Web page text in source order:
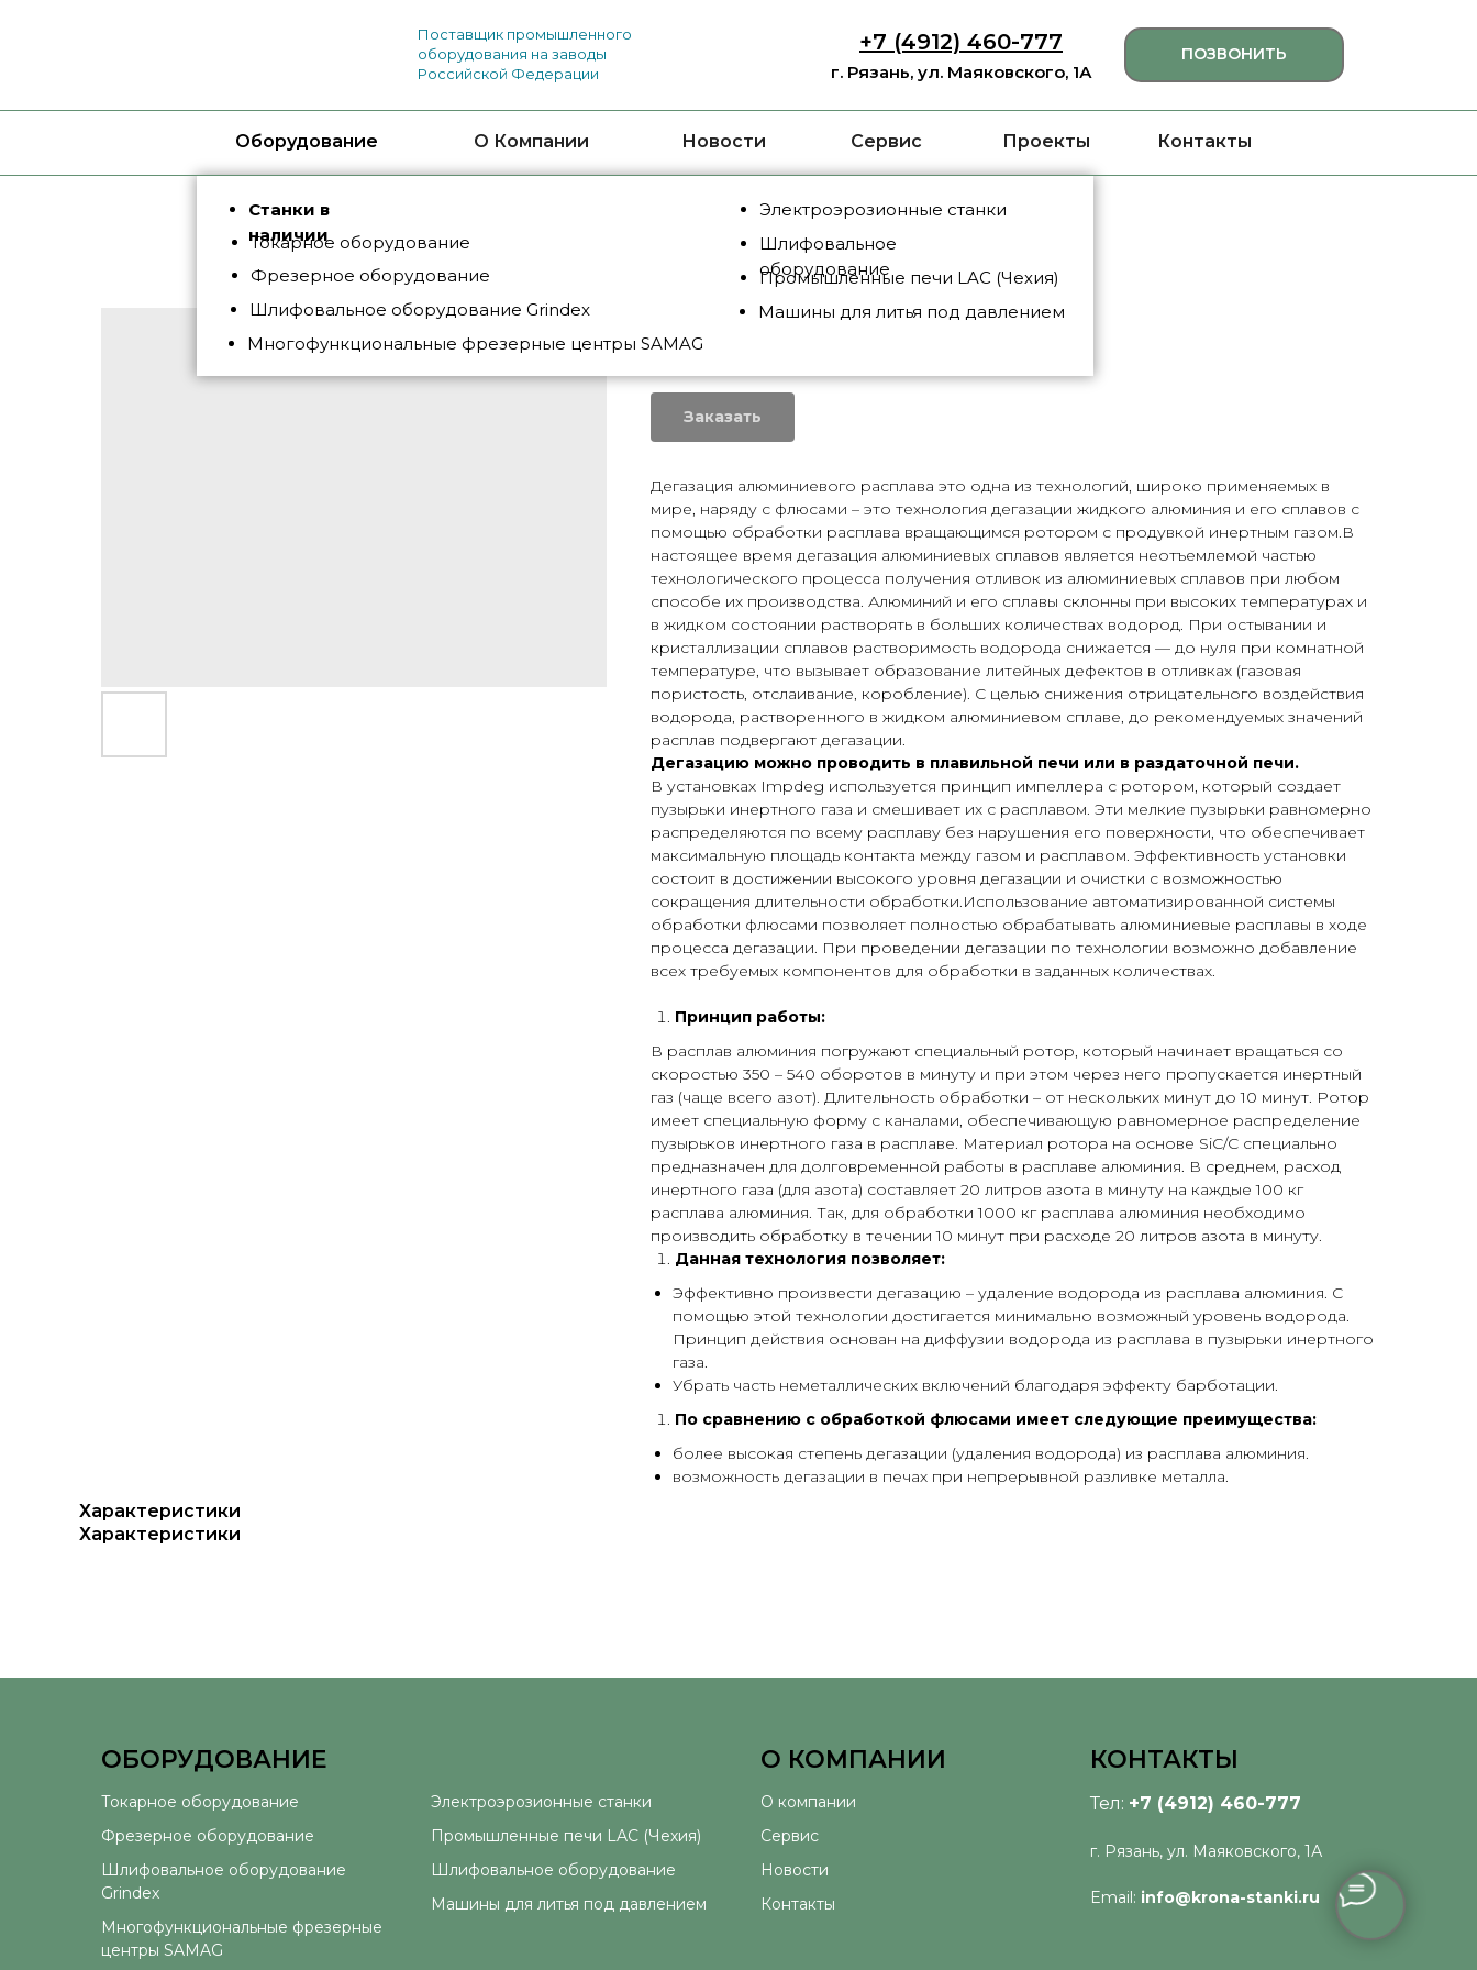
О Компании Сервис Проекты
Новости Контакты
Поставщик промышленного
оборудования на заводы
Российской Федерации
ПОЗВОНИТЬ
+7 (4912) 460-777
г. Рязань, ул. Маяковского, 1А
Оборудование
Токарное оборудование
Электроэрозионные станки
Фрезерное оборудование
Шлифовальное
оборудование
Шлифовальное оборудование Grindex
Промышленные печи LAC (Чехия)
Многофункциональные фрезерные центры SAMAG
Машины для литья под давлением
Станки в
наличии
IMPDEG PLUS
Заказать
Дегазация алюминиевого расплава это одна из технологий, широко применяемых в
мире, наряду с флюсами – это технология дегазации жидкого алюминия и его сплавов с
помощью обработки расплава вращающимся ротором с продувкой инертным газом.В
настоящее время дегазация алюминиевых сплавов является неотъемлемой частью
технологического процесса получения отливок из алюминиевых сплавов при любом
способе их производства. Алюминий и его сплавы склонны при высоких температурах и
в жидком состоянии растворять в больших количествах водород. При остывании и
кристаллизации сплавов растворимость водорода снижается — до нуля при комнатной
температуре, что вызывает образование литейных дефектов в отливках (газовая
пористость, отслаивание, коробление). С целью снижения отрицательного воздействия
водорода, растворенного в жидком алюминиевом сплаве, до рекомендуемых значений
расплав подвергают дегазации.
Дегазацию можно проводить в плавильной печи или в раздаточной печи.
В установках Impdeg используется принцип импеллера с ротором, который создает
пузырьки инертного газа и смешивает их с расплавом. Эти мелкие пузырьки равномерно
распределяются по всему расплаву без нарушения его поверхности, что обеспечивает
максимальную площадь контакта между газом и расплавом. Эффективность установки
состоит в достижении высокого уровня дегазации и очистки с возможностью
сокращения длительности обработки.Использование автоматизированной системы
обработки флюсами позволяет полностью обрабатывать алюминиевые расплавы в ходе
процесса дегазации. При проведении дегазации по технологии возможно добавление
всех требуемых компонентов для обработки в заданных количествах.
Принцип работы:
В расплав алюминия погружают специальный ротор, который начинает вращаться со
скоростью 350 – 540 оборотов в минуту и при этом через него пропускается инертный
газ (чаще всего азот). Длительность обработки – от нескольких минут до 10 минут. Ротор
имеет специальную форму с каналами, обеспечивающую равномерное распределение
пузырьков инертного газа в расплаве. Материал ротора на основе SiC/C специально
предназначен для долговременной работы в расплаве алюминия. В среднем, расход
инертного газа (для азота) составляет 20 литров азота в минуту на каждые 100 кг
расплава алюминия. Так, для обработки 1000 кг расплава алюминия необходимо
производить обработку в течении 10 минут при расходе 20 литров азота в минуту.
Данная технология позволяет:
Эффективно произвести дегазацию – удаление водорода из расплава алюминия. С
помощью этой технологии достигается минимально возможный уровень водорода.
Принцип действия основан на диффузии водорода из расплава в пузырьки инертного
газа.
Убрать часть неметаллических включений благодаря эффекту барботации.
По сравнению с обработкой флюсами имеет следующие преимущества:
более высокая степень дегазации (удаления водорода) из расплава алюминия.
возможность дегазации в печах при непрерывной разливке металла.
Характеристики
Характеристики
ОБОРУДОВАНИЕ
Токарное оборудование
Фрезерное оборудование
Шлифовальное оборудование
Grindex
Многофункциональные фрезерные
центры SAMAG
Электроэрозионные станки
Промышленные печи LAC (Чехия)
Шлифовальное оборудование
Машины для литья под давлением
О КОМПАНИИ
О компании
Сервис
Новости
Контакты
КОНТАКТЫ
Тел: +7 (4912) 460-777
г. Рязань, ул. Маяковского, 1А
Email: info@krona-stanki.ru